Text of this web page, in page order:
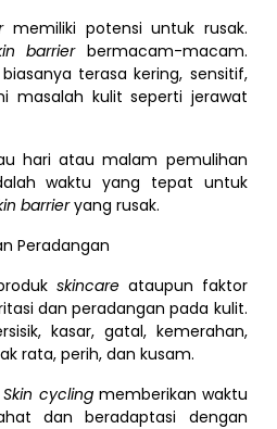
memiliki potensi untuk rusak.
barrierbermacam-macam.
terasa kering, sensitif,
masalah kulit seperti jerawat
hari atau malam pemulihan
waktu yang tepat untuk
barrieryang rusak.
Peradangan
skincare ataupun faktor
dan peradangan pada kulit.
kasar, gatal, kemerahan,
rata, perih, dan kusam.
Skin cycling memberikan waktu
dan beradaptasi dengan